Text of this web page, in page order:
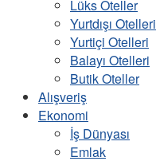
Lüks Oteller
Yurtdışı Otelleri
Yurtiçi Otelleri
Balayı Otelleri
Butik Oteller
Alışveriş
Ekonomi
İş Dünyası
Emlak